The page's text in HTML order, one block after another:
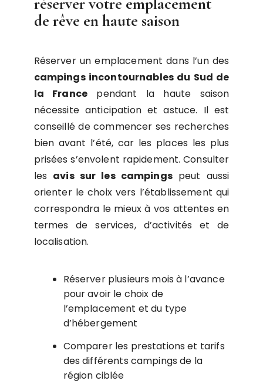
réserver votre emplacement
de rêve en haute saison
Réserver un emplacement dans l’un des
campings incontournables du Sud de
la France pendant la haute saison
nécessite anticipation et astuce. Il est
conseillé de commencer ses recherches
bien avant l’été, car les places les plus
prisées s’envolent rapidement. Consulter
les avis sur les campingspeut aussi
orienter le choix vers l’établissement qui
correspondra le mieux à vos attentes en
termes de services, d’activités et de
localisation.
Réserver plusieurs mois à l’avance
pour avoir le choix de
l’emplacement et du type
d’hébergement
Comparer les prestations et tarifs
des différents campings de la
région ciblée